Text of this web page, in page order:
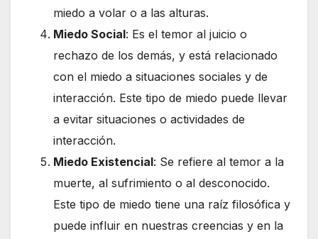
miedo a volar o a las alturas.
Miedo Social: Es el temor al juicio o
rechazo de los demás, y está relacionado
con el miedo a situaciones sociales y de
interacción. Este tipo de miedo puede llevar
a evitar situaciones o actividades de
interacción.
Miedo Existencial: Se refiere al temor a la
muerte, al sufrimiento o al desconocido.
Este tipo de miedo tiene una raíz filosófica y
puede influir en nuestras creencias y en la